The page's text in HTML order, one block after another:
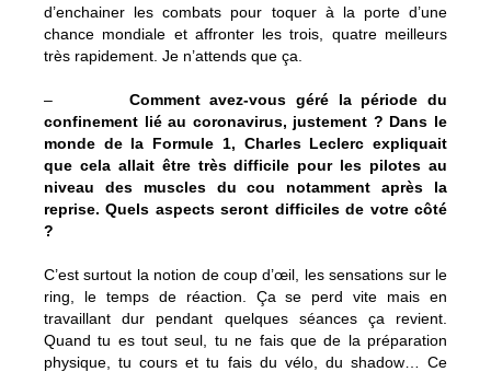
d’enchainer les combats pour toquer à la porte d’une
chance mondiale et affronter les trois, quatre meilleurs
très rapidement. Je n’attends que ça.
– Comment avez-vous géré la période du
confinement lié au coronavirus, justement ? Dans le
monde de la Formule 1, Charles Leclerc expliquait
que cela allait être très difficile pour les pilotes au
niveau des muscles du cou notamment après la
reprise. Quels aspects seront difficiles de votre côté
?
C’est surtout la notion de coup d’œil, les sensations sur le
ring, le temps de réaction. Ça se perd vite mais en
travaillant dur pendant quelques séances ça revient.
Quand tu es tout seul, tu ne fais que de la préparation
physique, tu cours et tu fais du vélo, du shadow… Ce